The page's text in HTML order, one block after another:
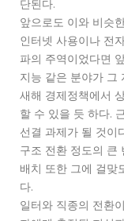
단된다.
앞으로도 이와 비슷
인터넷 사용이나 전
파의 주역이었다면
지능 같은 분야가 그
새해 경제정책에서
할 수 있을 듯 하다.
선결 과제가 될 것이
구조 전환 정도의 큰
배치 또한 그에 걸맞
다.
일터와 직종의 전환